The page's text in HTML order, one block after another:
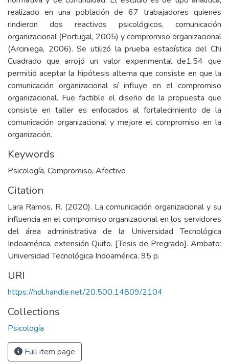
realizado en una población de 67 trabajadores quienes
rindieron dos reactivos psicológicos, comunicación
organizacional (Portugal, 2005) y compromiso organizacional
(Arciniega, 2006). Se utilizó la prueba estadística del Chi
Cuadrado que arrojó un valor experimental de1.54 que
permitió aceptar la hipótesis alterna que consiste en que la
comunicación organizacional sí influye en el compromiso
organizacional. Fue factible el diseño de la propuesta que
consiste en taller es enfocados al fortalecimiento de la
comunicación organizacional y mejore el compromiso en la
organización.
Keywords
Psicología, Compromiso, Afectivo
Citation
Lara Ramos, R. (2020). La comunicación organizacional y su
influencia en el compromiso organizacional en los servidores
del área administrativa de la Universidad Tecnológica
Indoamérica, extensión Quito. [Tesis de Pregrado]. Ambato:
Universidad Tecnológica Indoamérica. 95 p.
URI
https://hdl.handle.net/20.500.14809/2104
Collections
Psicología
Full item page